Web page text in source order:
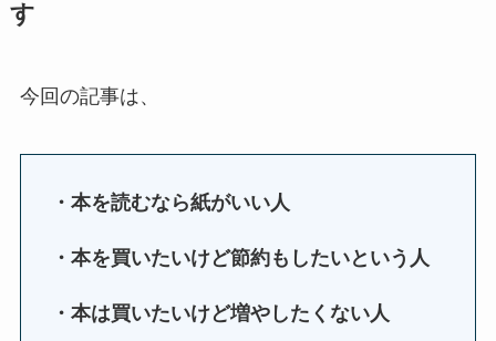
す
今回の記事は、
・本を読むなら紙がいい人
・本を買いたいけど節約もしたいという人
・本は買いたいけど増やしたくない人